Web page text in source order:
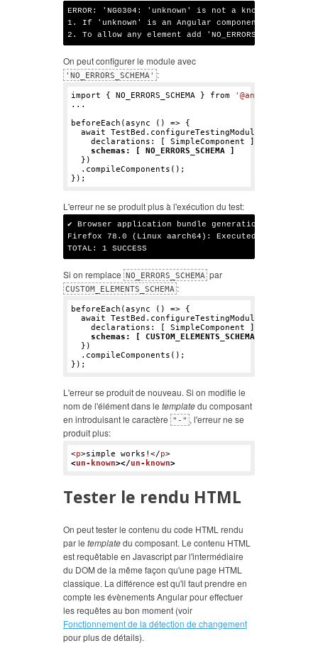
ERROR: 'NG0304: 'unknown' is not a known element:
1. If 'unknown' is an Angular component, then
On peut configurer le module avec
'NO_ERRORS_SCHEMA' :
import { NO_ERRORS_SCHEMA } from '@angular/core'
...
beforeEach(async () => {
  await TestBed.configureTestingModule({
    declarations: [ SimpleComponent ],
schemas: [ NO_ERRORS_SCHEMA ]
  })
  .compileComponents();
L'erreur ne se produit plus à l'exécution du test:
✔ Browser application bundle generation complete.
Firefox 78.0 (Linux aarch64): Executed 1 of 8
Si on remplace NO_ERRORS_SCHEMA par
CUSTOM_ELEMENTS_SCHEMA :
beforeEach(async () => {
  await TestBed.configureTestingModule({
    declarations: [ SimpleComponent ],
schemas: [ CUSTOM_ELEMENTS_SCHEMA ]
  })
  .compileComponents();
L'erreur se produit de nouveau. Si on modifie le
nom de l'élément dans le templatedu composant
en introduisant le caractère
"-" , l'erreur ne se
produit plus:
<p>simple works!</p>
<un-known></un-known>
Tester le rendu HTML
On peut tester le contenu du code HTML rendu
par le templatedu composant. Le contenu HTML
est requêtable en Javascript par l'intermédiaire
du DOM de la même façon qu'une page HTML
classique. La différence est qu'il faut prendre en
compte les évènements Angular pour effectuer
les requêtes au bon moment (voir
Fonctionnement de la détection de changement
pour plus de détails).